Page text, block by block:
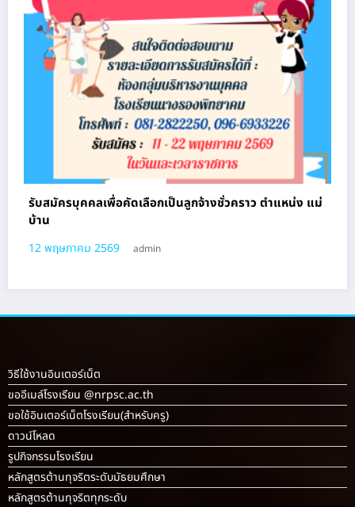
รับสมัครบุคคลเพื่อคัดเลือกเป็นลูกจ้างชั่วคราว ตําแหน่ง แม่
บ้าน
12 พฤษภาคม 2569 admin
วิธีใช้งานอินเตอร์เน็ต
ขออีเมล์โรงเรียน @nrpsc.ac.th
ขอใช้อินเตอร์เน็ตโรงเรียน(สำหรับครู)
ดาวน์โหลด
รูปกิจกรรมโรงเรียน
หลักสูตรต้านทุจริตระดับมัธยมศึกษา
หลักสูตรต้านทุจริตทุกระดับ